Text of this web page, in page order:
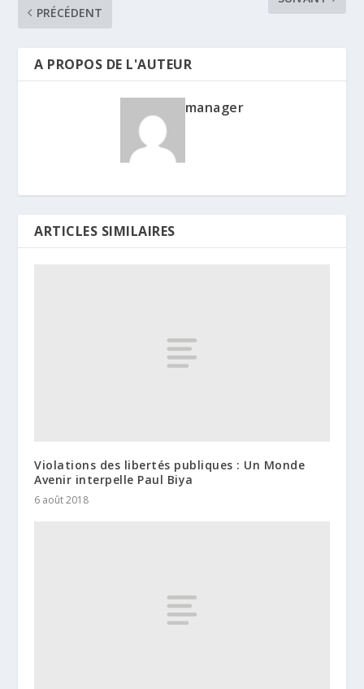
PRÉCÉDENT
A PROPOS DE L'AUTEUR
manager
ARTICLES SIMILAIRES
Violations des libertés publiques : Un Monde
Avenir interpelle Paul Biya
6 août 2018